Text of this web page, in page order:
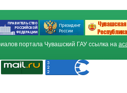
портала Чувашский ГАУ ссылка на